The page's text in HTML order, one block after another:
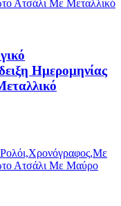
Ημερομηνίας